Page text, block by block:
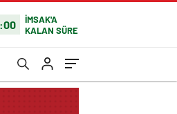
İMSAK'A
KALAN SÜRE